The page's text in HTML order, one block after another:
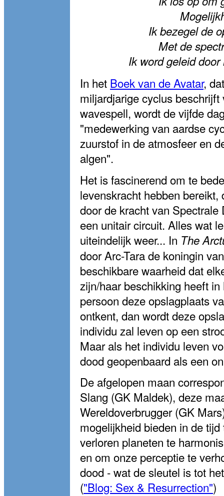
Ik bezegel de
Met de
Ik word geleid
In het Boek van de Avatar,
miljardjarige cyclus
wavespell, wordt de vijfde
"medewerking van aardse
zuurstof in de atmosfeer en
algen".
Het is fascinerend om te
levenskracht hebben
door de kracht van
een unitair circuit. Alles wat
uiteindelijk weer... In The
door Arc-Tara de koningin
beschikbare waarheid dat
zijn/haar beschikking heeft
persoon deze opslagplaats
ontkent, dan wordt deze
individu zal leven op een
Maar als het individu leven
dood geopenbaard als een
De afgelopen maan
Slang (GK Maldek), deze
Wereldoverbrugger (GK
mogelijkheid bieden in de
verloren planeten te
en om onze perceptie te
dood - wat de sleutel is tot
("Blog: Sex & Resurrection")